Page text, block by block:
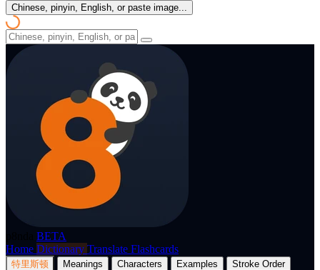
Chinese, pinyin, English, or paste image...
BETA
Home Dictionary Translate Flashcards
特里斯顿 Meanings Characters Examples
Stroke Order